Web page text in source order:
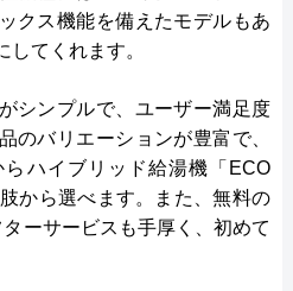
クス機能を備えたモデルもあ
してくれます。
シンプルで、ユーザー満足度
のバリエーションが豊富で、
ハイブリッド給湯機「ECO
から選べます。また、無料の
ーサービスも手厚く、初めて